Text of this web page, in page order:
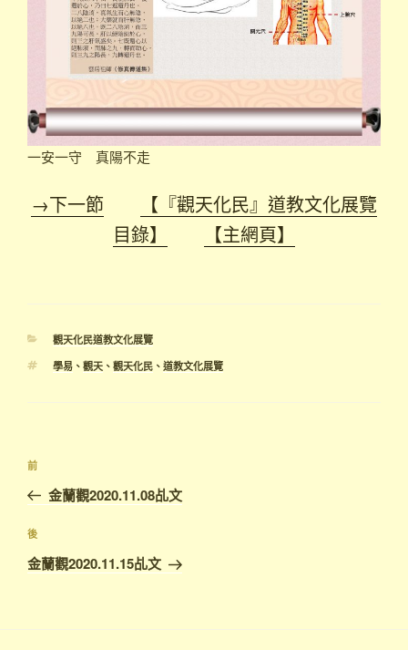
一安一守 真陽不走
→下一節
【『觀天化民』道教文化展覽
目錄】
【主網頁】
分
觀天化民道教文化展覽
標
學易、 觀天、 觀天化民、 道教文化展覽
文
導
覽
上
一
篇
文
章
前
金蘭觀2020.11.08乩文
下
篇
文
後
金蘭觀2020.11.15乩文